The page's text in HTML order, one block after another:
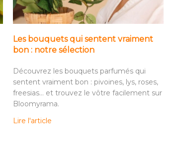
Les bouquets qui sentent vraiment
bon : notre sélection
Découvrez les bouquets parfumés qui
sentent vraiment bon : pivoines, lys, roses,
freesias… et trouvez le vôtre facilement sur
Bloomyrama.
Lire l'article